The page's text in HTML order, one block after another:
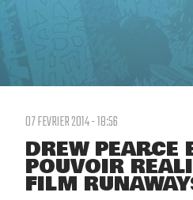
07 FEVRIER 2014 - 18:56
DREW PEARCE
POUVOIR
FILM